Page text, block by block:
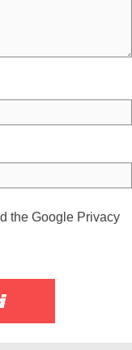
the Google Privacy